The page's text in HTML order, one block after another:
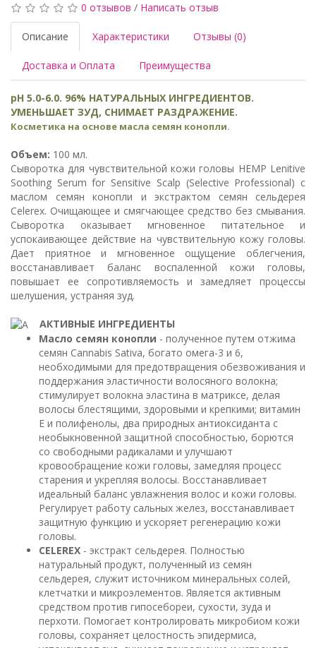
0 отзывов / Написать отзыв
Описание Характеристики Отзывы (0)
Доставка и Оплата Преимущества
pH 5.0-6.0. 96% НАТУРАЛЬНЫХ ИНГРЕДИЕНТОВ.
УМЕНЬШАЕТ ЗУД, СНИМАЕТ РАЗДРАЖЕНИЕ.
Косметика на основе масла семян конопли.
Объем: 100 мл.
Сыворотка для чувствительной кожи головы HEMP Lenitive
Soothing Serum for Sensitive Scalp (Selective Professional) с
маслом семян конопли и экстрактом семян сельдерея
Celerex. Очищающее и смягчающее средство без смывания.
Сыворотка оказывает мгновенное питательное и
успокаивающее действие на чувствительную кожу головы.
Дает приятное и мгновенное ощущение облегчения,
восстанавливает баланс воспаленной кожи головы,
повышает ее сопротивляемость и замедляет процессы
шелушения, устраняя зуд.
АКТИВНЫЕ ИНГРЕДИЕНТЫ
Масло семян конопли - полученное путем отжима
семян Cannabis Sativa, богато омега-3 и 6,
необходимыми для предотвращения обезвоживания и
поддержания эластичности волосяного волокна;
стимулирует волокна эластина в матриксе, делая
волосы блестящими, здоровыми и крепкими; витамин
Е и полифенолы, два природных антиоксиданта с
необыкновенной защитной способностью, борются
со свободными радикалами и улучшают
кровообращение кожи головы, замедляя процесс
старения и укрепляя волосы. Восстанавливает
идеальный баланс увлажнения волос и кожи головы.
Регулирует работу сальных желез, восстанавливает
защитную функцию и ускоряет регенерацию кожи
головы.
CELEREX - экстракт сельдерея. Полностью
натуральный продукт, полученный из семян
сельдерея, служит источником минеральных солей,
клетчатки и микроэлементов. Является активным
средством против гипосебореи, сухости, зуда и
перхоти. Помогает контролировать микробиом кожи
головы, сохраняет целостность эпидермиса,